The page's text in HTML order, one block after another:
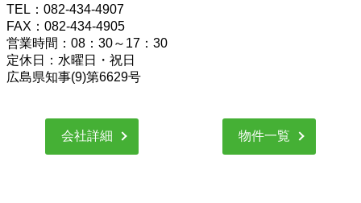
TEL：082-434-4907
FAX：082-434-4905
営業時間：08：30～17：30
定休日：水曜日・祝日
広島県知事(9)第6629号
会社詳細 物件一覧